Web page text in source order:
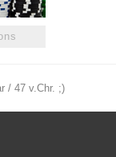
/ 47 v.Chr. ;)